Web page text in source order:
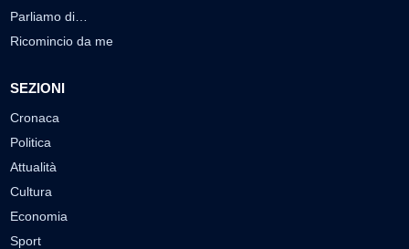
Parliamo di…
Ricomincio da me
SEZIONI
Cronaca
Politica
Attualità
Cultura
Economia
Sport